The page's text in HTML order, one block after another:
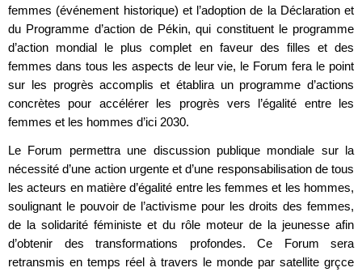
femmes (événement historique) et l’adoption de la Déclaration et
du Programme d’action de Pékin, qui constituent le programme
d’action mondial le plus complet en faveur des filles et des
femmes dans tous les aspects de leur vie, le Forum fera le point
sur les progrès accomplis et établira un programme d’actions
concrètes pour accélérer les progrès vers l’égalité entre les
femmes et les hommes d’ici 2030.
Le Forum permettra une discussion publique mondiale sur la
nécessité d’une action urgente et d’une responsabilisation de tous
les acteurs en matière d’égalité entre les femmes et les hommes,
soulignant le pouvoir de l’activisme pour les droits des femmes,
de la solidarité féministe et du rôle moteur de la jeunesse afin
d’obtenir des transformations profondes. Ce Forum sera
retransmis en temps réel à travers le monde par satellite grçce